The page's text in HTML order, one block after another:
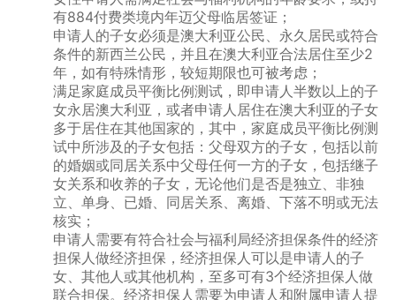
有884付费类境内年迈父母临居签证；
申请人的子女必须是澳大利亚公民、永久居民或符合
条件的新西兰公民，并且在澳大利亚合法居住至少2
年，如有特殊情形，较短期限也可被考虑；
满足家庭成员平衡比例测试，即申请人半数以上的子
女永居澳大利亚，或者申请人居住在澳大利亚的子女
多于居住在其他国家的，其中，家庭成员平衡比例测
试中所涉及的子女包括：父母双方的子女，包括以前
的婚姻或同居关系中父母任何一方的子女，包括继子
女关系和收养的子女，无论他们是否是独立、非独
立、单身、已婚、同居关系、离婚、下落不明或无法
核实；
申请人需要有符合社会与福利局经济担保条件的经济
担保人做经济担保，经济担保人可以是申请人的子
女、其他人或其他机构，至多可有3个经济担保人做
联合担保。经济担保人需要为申请人和附属申请人提